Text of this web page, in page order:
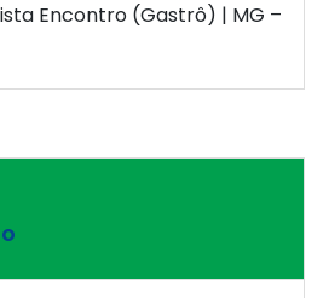
Encontro (Gastrô) | MG –